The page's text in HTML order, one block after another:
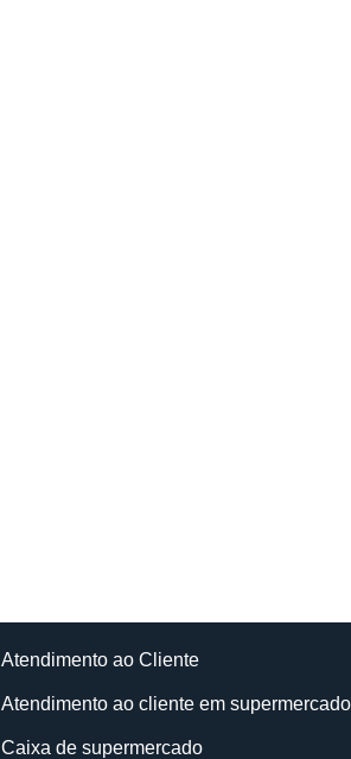
Atendimento ao Cliente
Atendimento ao cliente em supermercado
Caixa de supermercado